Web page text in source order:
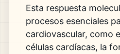
Esta respuesta
procesos esenciales
cardiovascular, como
células cardíacas, la